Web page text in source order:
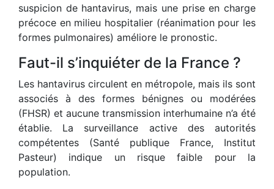
suspicion de hantavirus, mais une prise en charge
précoce en milieu hospitalier (réanimation pour les
formes pulmonaires) améliore le pronostic.
Faut-il s’inquiéter de la France ?
Les hantavirus circulent en métropole, mais ils sont
associés à des formes bénignes ou modérées
(FHSR) et aucune transmission interhumaine n’a été
établie. La surveillance active des autorités
compétentes (Santé publique France, Institut
Pasteur) indique un risque faible pour la
population.